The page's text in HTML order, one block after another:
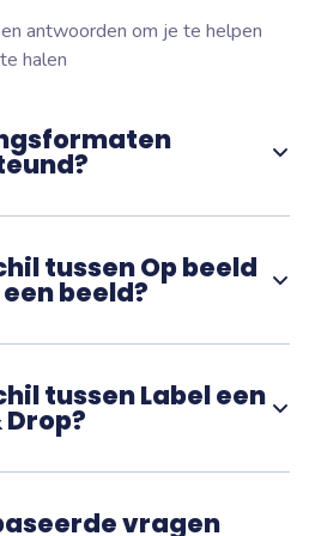
antwoorden om je te helpen
halen
weergegeven op de
tussen Op beeld
beeld?
de correcte zone(s) van
er is geen lijst om uit te
vereist in plaats van
tussen Label een
Drag &amp; Drop slepen
vragen